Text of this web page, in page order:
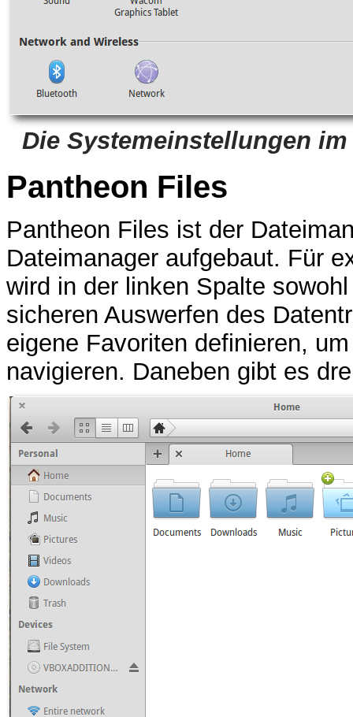
Die Systemeinstellungen
Pantheon Files
Pantheon Files ist der
Dateimanager aufgebaut. Für
wird in der linken Spalte
sicheren Auswerfen des
eigene Favoriten definieren,
navigieren. Daneben gibt es